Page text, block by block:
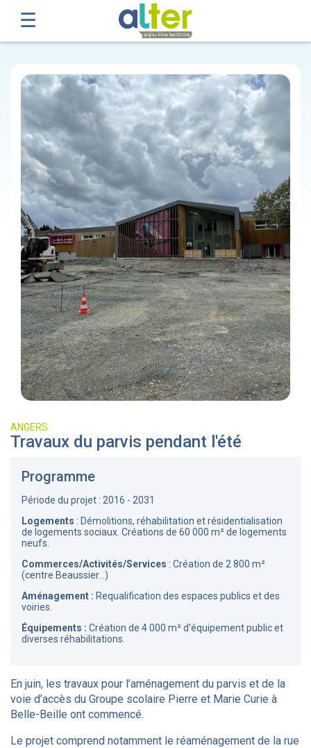
ANGERS
Travaux du parvis pendant l'été
Programme
Période du projet : 2016 - 2031
Logements : Démolitions, réhabilitation et résidentialisation
de logements sociaux. Créations de 60 000 m² de logements
neufs.
Commerces/Activités/Services : Création de 2 800 m²
(centre Beaussier...)
Aménagement : Requalification des espaces publics et des
voiries.
Équipements : Création de 4 000 m² d'équipement public et
diverses réhabilitations.
En juin, les travaux pour l’aménagement du parvis et de la
voie d’accès du Groupe scolaire Pierre et Marie Curie à
Belle-Beille ont commencé.
Le projet comprend notamment le réaménagement de la rue